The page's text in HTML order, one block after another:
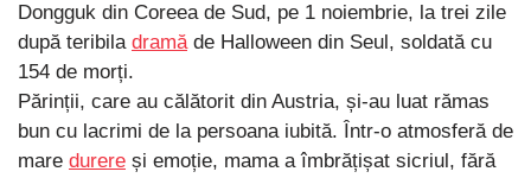
Dongguk din Coreea de Sud, pe 1 noiembrie, la trei zile
după teribila dramăde Halloween din Seul, soldată cu
154 de morți.
Părinții, care au călătorit din Austria, și-au luat rămas
bun cu lacrimi de la persoana iubită. Într-o atmosferă de
mare durere și emoție, mama a îmbrățișat sicriul, fără